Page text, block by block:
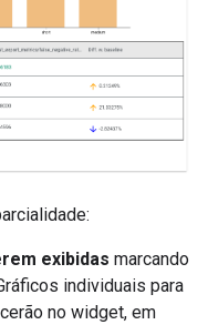
exibidas marcando
individuais para
no widget, em